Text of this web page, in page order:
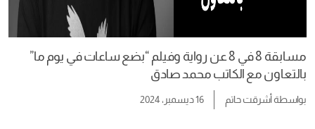
مسابقة 8 في 8 عن رواية وفيلم “بضع ساعات في يوم ما”
بالتعاون مع الكاتب محمد صادق
بواسطةأشرقت حاتم 16 ديسمبر، 2024